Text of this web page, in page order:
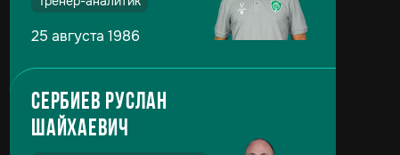
25 августа 1986
Сербиев Руслан
Шайхаевич